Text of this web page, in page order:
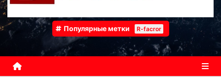
Популярные метки R-facror